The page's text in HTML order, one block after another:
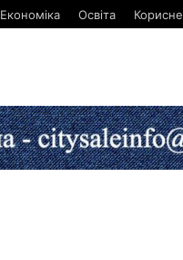
Економіка Освіта Корисне